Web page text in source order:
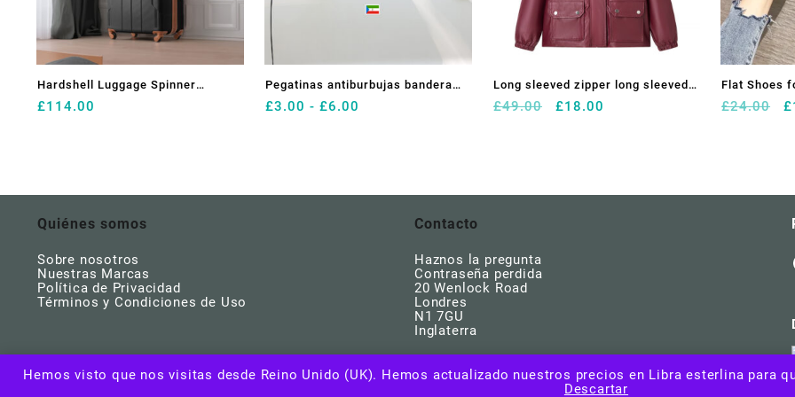
Hardshell Luggage Spinner
Suitcase with TSA Lock
£114.00
Pegatinas antiburbujas bandera
guinea ecuatorial
£3.00 - £6.00
Long sleeved zipper long sleeved
PU short leather jacket for women
£49.00
El
£18.00
Flat Shoes
Autumn
£24.00
El
£
Quiénes somos
Sobre nosotros
Nuestras Marcas
Política de Privacidad
Términos y Condiciones de Uso
Contacto
Haznos la pregunta
Contraseña perdida
20 Wenlock Road
Londres
N1 7GU
Inglaterra
Copyright | Egshopstyle | Derechos resservados
Hemos visto que nos visitas desde Reino Unido (UK). Hemos actualizado nuestros precios en Libra esterlina para
Descartar